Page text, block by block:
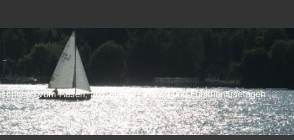
vom Rasen, aus Stadien, Hallen und Funktionärsetagen